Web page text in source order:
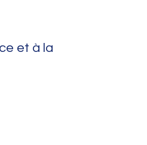
et à la